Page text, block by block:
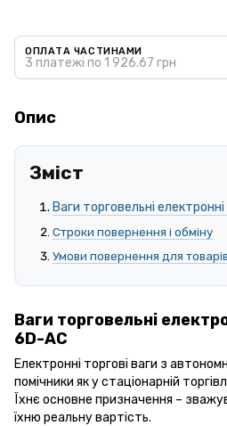
ОПЛАТА ЧАСТИНАМИ
3 платежі по 1 926.67 грн
Опис
Зміст
Ваги торговельні
Строки повернення і обміну
Умови повернення для
Ваги торговельні
6D-АС
Електронні торгові ваги з
помічники як у стаціонарній
Їхнє основне призначення –
їхню реальну вартість.